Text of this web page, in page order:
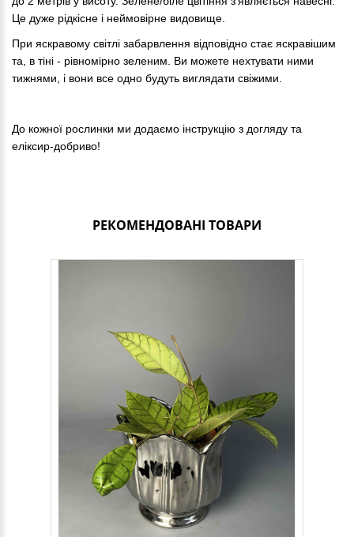
Це дуже рідкісне і неймовірне видовище.
При яскравому світлі забарвлення відповідно стає яскравішим
та, в тіні - рівномірно зеленим. Ви можете нехтувати ними
тижнями, і вони все одно будуть виглядати свіжими.
До кожної рослинки ми додаємо інструкцію з догляду та
еліксир-добриво!
РЕКОМЕНДОВАНІ ТОВАРИ